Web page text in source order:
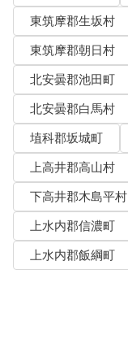
東筑摩郡生坂村
東筑摩郡朝日村
北安曇郡池田町
北安曇郡白馬村
埴科郡坂城町
上高井郡高山村
下高井郡木島平村
上水内郡信濃町
上水内郡飯綱町